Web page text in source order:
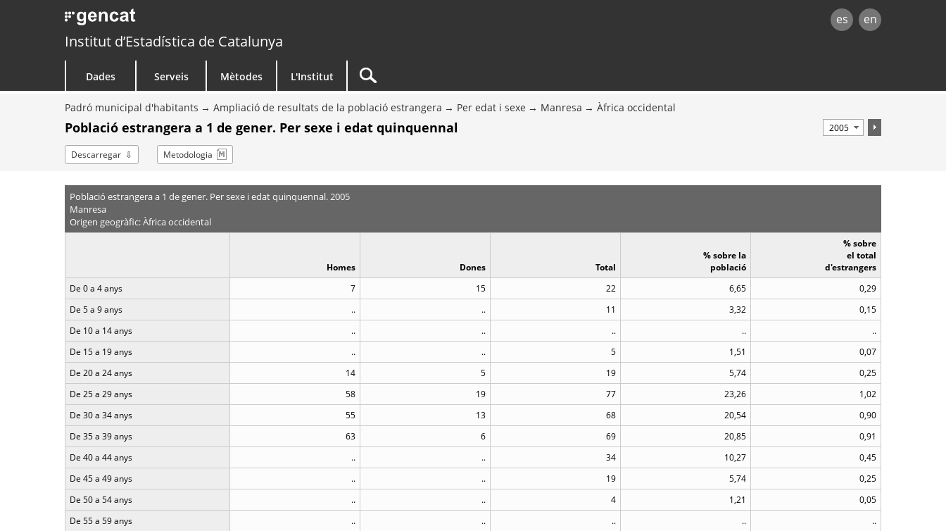
es en
Institut d’Estadística de Catalunya
Dades Serveis Mètodes L'Institut
Padró municipal d'habitants Ampliació de resultats de la població estrangera Per edat i sexe Manresa Àfrica occidental
Població estrangera a 1 de gener. Per sexe i edat quinquennal
Descarregar Metodologia
Població estrangera a 1 de gener. Per sexe i edat quinquennal. 2005
Manresa
Origen geogràfic: Àfrica occidental
Homes Dones Total
% sobre la
població
% sobre
el total
d'estrangers
De 0 a 4 anys
7 15 22 6,65
0,29
De 5 a 9 anys
.. .. 11 3,32
0,15
De 10 a 14 anys
.. .. .. ..
..
De 15 a 19 anys
.. .. 5 1,51
0,07
De 20 a 24 anys
14 5 19 5,74
0,25
De 25 a 29 anys
58 19 77 23,26
1,02
De 30 a 34 anys
55 13 68 20,54
0,90
De 35 a 39 anys
63 6 69 20,85
0,91
De 40 a 44 anys
.. .. 34 10,27
0,45
De 45 a 49 anys
.. .. 19 5,74
0,25
De 50 a 54 anys
.. .. 4 1,21
0,05
De 55 a 59 anys
.. .. .. ..
..